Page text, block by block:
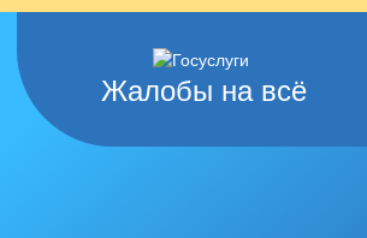
Жалобы на всё